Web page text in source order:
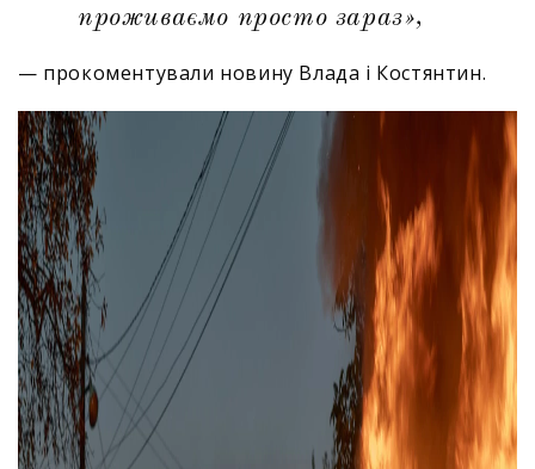
проживаємо просто зараз»,
— прокоментували новину Влада і Костянтин.